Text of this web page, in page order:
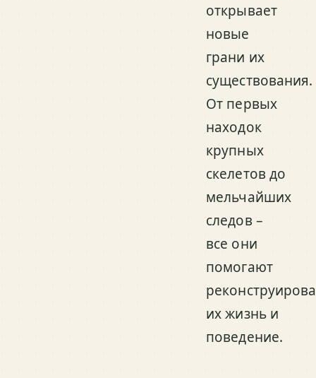
открывает
новые
грани их
существования.
От первых
находок
крупных
скелетов до
мельчайших
следов –
все они
помогают
их жизнь и
поведение.